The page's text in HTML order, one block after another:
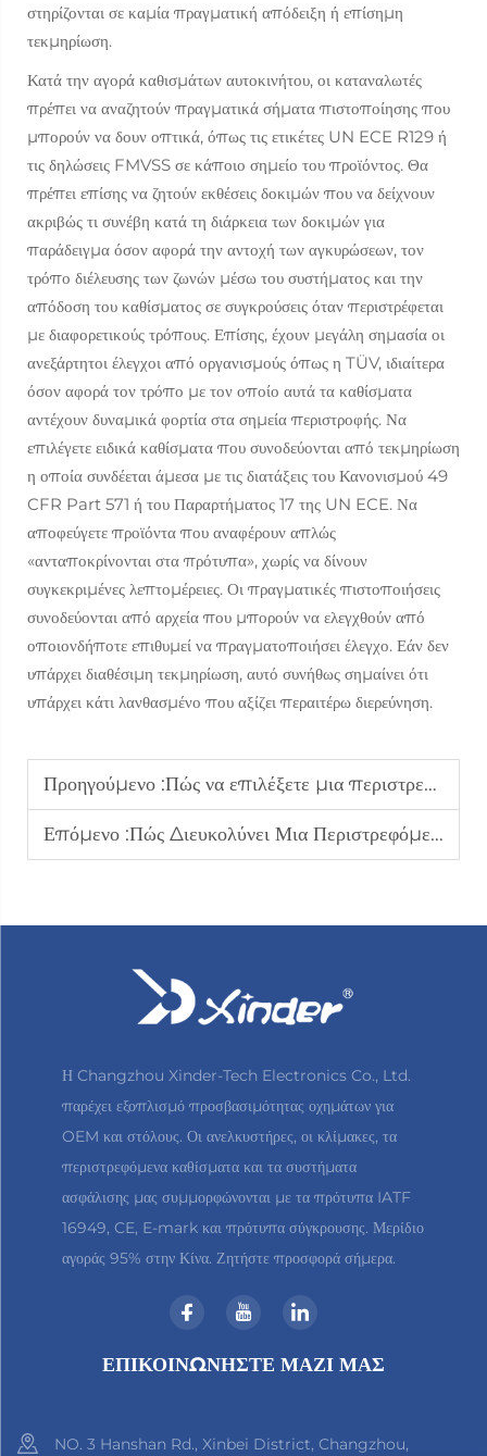
στηρίζονται σε καμία πραγματική απόδειξη ή επίσημη
τεκμηρίωση.
Κατά την αγορά καθισμάτων αυτοκινήτου, οι καταναλωτές
πρέπει να αναζητούν πραγματικά σήματα πιστοποίησης που
μπορούν να δουν οπτικά, όπως τις ετικέτες UN ECE R129 ή
τις δηλώσεις FMVSS σε κάποιο σημείο του προϊόντος. Θα
πρέπει επίσης να ζητούν εκθέσεις δοκιμών που να δείχνουν
ακριβώς τι συνέβη κατά τη διάρκεια των δοκιμών για
παράδειγμα όσον αφορά την αντοχή των αγκυρώσεων, τον
τρόπο διέλευσης των ζωνών μέσω του συστήματος και την
απόδοση του καθίσματος σε συγκρούσεις όταν περιστρέφεται
με διαφορετικούς τρόπους. Επίσης, έχουν μεγάλη σημασία οι
ανεξάρτητοι έλεγχοι από οργανισμούς όπως η TÜV, ιδιαίτερα
όσον αφορά τον τρόπο με τον οποίο αυτά τα καθίσματα
αντέχουν δυναμικά φορτία στα σημεία περιστροφής. Να
επιλέγετε ειδικά καθίσματα που συνοδεύονται από τεκμηρίωση
η οποία συνδέεται άμεσα με τις διατάξεις του Κανονισμού 49
CFR Part 571 ή του Παραρτήματος 17 της UN ECE. Να
αποφεύγετε προϊόντα που αναφέρουν απλώς
«ανταποκρίνονται στα πρότυπα», χωρίς να δίνουν
συγκεκριμένες λεπτομέρειες. Οι πραγματικές πιστοποιήσεις
συνοδεύονται από αρχεία που μπορούν να ελεγχθούν από
οποιονδήποτε επιθυμεί να πραγματοποιήσει έλεγχο. Εάν δεν
υπάρχει διαθέσιμη τεκμηρίωση, αυτό συνήθως σημαίνει ότι
υπάρχει κάτι λανθασμένο που αξίζει περαιτέρω διερεύνηση.
Προηγούμενο :Πώς να επιλέξετε μια περιστρεφόμενη θέση οδήγησης για αυτοκίνητο που ανταποκρίνεται στις ανάγκες χρηστών με αναπηρία
Επόμενο :Πώς Διευκολύνει Μια Περιστρεφόμενη Καθισματική Θέση Αυτοκινήτου την Κινητικότητα Ηλικιωμένων Στα Οχήματα
Η Changzhou Xinder-Tech Electronics Co., Ltd.
παρέχει εξοπλισμό προσβασιμότητας οχημάτων για
OEM και στόλους. Οι ανελκυστήρες, οι κλίμακες, τα
περιστρεφόμενα καθίσματα και τα συστήματα
ασφάλισης μας συμμορφώνονται με τα πρότυπα IATF
16949, CE, E-mark και πρότυπα σύγκρουσης. Μερίδιο
αγοράς 95% στην Κίνα. Ζητήστε προσφορά σήμερα.
ΕΠΙΚΟΙΝΩΝΉΣΤΕ ΜΑΖΊ ΜΑΣ
NO. 3 Hanshan Rd., Xinbei District, Changzhou,